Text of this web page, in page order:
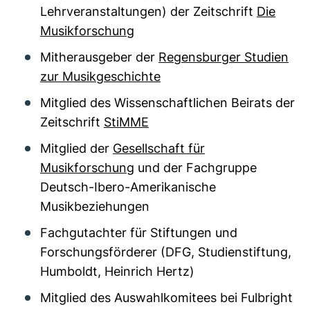
Lehrveranstaltungen) der Zeitschrift Die
Musikforschung
Mitherausgeber der Regensburger Studien
zur Musikgeschichte
Mitglied des Wissenschaftlichen Beirats der
Zeitschrift StiMME
Mitglied der Gesellschaft für
Musikforschung und der Fachgruppe
Deutsch-Ibero-Amerikanische
Musikbeziehungen
Fachgutachter für Stiftungen und
Forschungsförderer (DFG, Studienstiftung,
Humboldt, Heinrich Hertz)
Mitglied des Auswahlkomitees bei Fulbright